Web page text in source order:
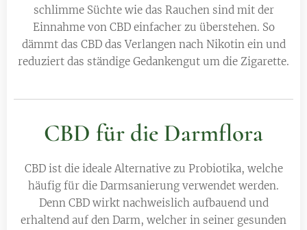
schlimme Süchte wie das Rauchen sind mit der
Einnahme von CBD einfacher zu überstehen. So
dämmt das CBD das Verlangen nach Nikotin ein und
reduziert das ständige Gedankengut um die Zigarette.
CBD für die Darmflora
CBD ist die ideale Alternative zu Probiotika, welche
häufig für die Darmsanierung verwendet werden.
Denn CBD wirkt nachweislich aufbauend und
erhaltend auf den Darm, welcher in seiner gesunden